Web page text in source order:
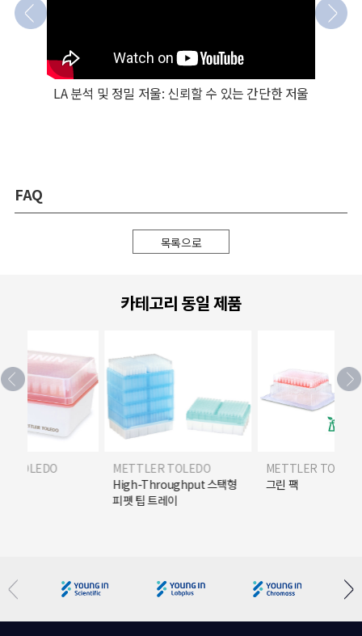
LA 분석 및 정밀 저울: 신뢰할 수 있는 간단한 저울
FAQ
목록으로
카테고리 동일 제품
TOLEDO
METTLER TOLEDO
High-Throughput 스택형
피펫 팁 트레이
METTLER
그린 팩